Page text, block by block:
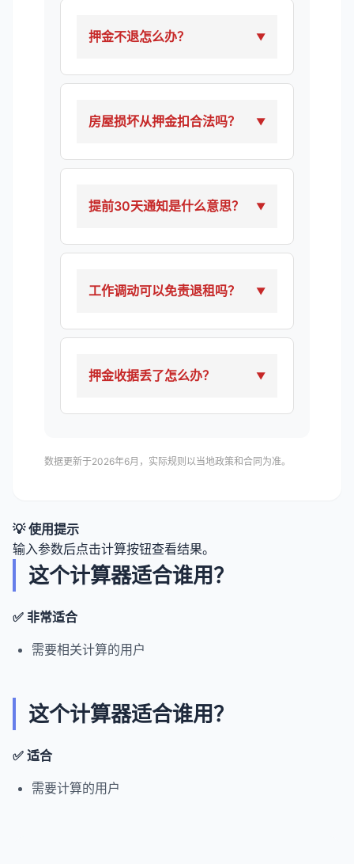
押金不退怎么办？
房屋损坏从押金扣合法吗？
提前30天通知是什么意思？
工作调动可以免责退租吗？
押金收据丢了怎么办？
数据更新于2026年6月，实际规则以当地政策和合同为准。
💡 使用提示
输入参数后点击计算按钮查看结果。
这个计算器适合谁用？
✅ 非常适合
需要相关计算的用户
这个计算器适合谁用？
✅ 适合
需要计算的用户